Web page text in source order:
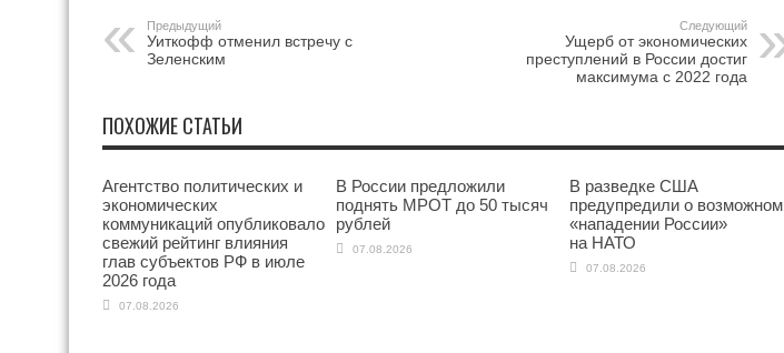
Предыдущий
Уиткофф отменил встречу с
Зеленским
Следующий
Ущерб от экономических
преступлений в России достиг
максимума с 2022 года
ПОХОЖИЕ СТАТЬИ
Агентство политических и
экономических
коммуникаций опубликовало
свежий рейтинг влияния
глав субъектов РФ в июле
2026 года
07.08.2026
В России предложили
поднять МРОТ до 50 тысяч
рублей
07.08.2026
В разведке США
предупредили о возможном
«нападении России»
на НАТО
07.08.2026